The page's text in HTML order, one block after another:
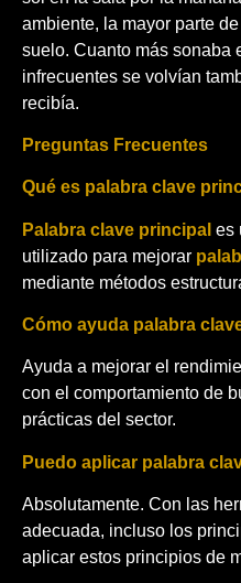
ambiente, la mayor parte
suelo. Cuanto más sonaba
infrecuentes se volvían
recibía.
Preguntas Frecuentes
Qué es palabra clave
Palabra clave principal es
utilizado para mejorar
mediante métodos
Cómo ayuda palabra
Ayuda a mejorar el
con el comportamiento de
prácticas del sector.
Puedo aplicar palabra
Absolutamente. Con las
adecuada, incluso los
aplicar estos principios de